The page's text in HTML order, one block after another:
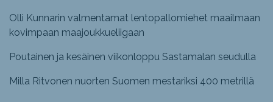
Olli Kunnarin valmentamat lentopallomiehet maailmaan
kovimpaan maajoukkueliigaan
Poutainen ja kesäinen viikonloppu Sastamalan seudulla
Milla Ritvonen nuorten Suomen mestariksi 400 metrillä